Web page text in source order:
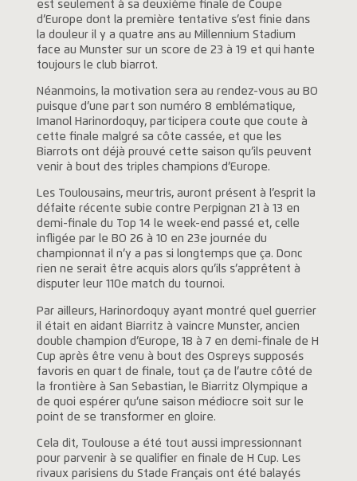
est seulement à sa deuxième finale de Coupe
d’Europe dont la première tentative s’est finie dans
la douleur il y a quatre ans au Millennium Stadium
face au Munster sur un score de 23 à 19 et qui hante
toujours le club biarrot.
Néanmoins, la motivation sera au rendez-vous au BO
puisque d’une part son numéro 8 emblématique,
Imanol Harinordoquy, participera coute que coute à
cette finale malgré sa côte cassée, et que les
Biarrots ont déjà prouvé cette saison qu’ils peuvent
venir à bout des triples champions d’Europe.
Les Toulousains, meurtris, auront présent à l’esprit la
défaite récente subie contre Perpignan 21 à 13 en
demi-finale du Top 14 le week-end passé et, celle
infligée par le BO 26 à 10 en 23e journée du
championnat il n’y a pas si longtemps que ça. Donc
rien ne serait être acquis alors qu’ils s’apprêtent à
disputer leur 110e match du tournoi.
Par ailleurs, Harinordoquy ayant montré quel guerrier
il était en aidant Biarritz à vaincre Munster, ancien
double champion d’Europe, 18 à 7 en demi-finale de H
Cup après être venu à bout des Ospreys supposés
favoris en quart de finale, tout ça de l’autre côté de
la frontière à San Sebastian, le Biarritz Olympique a
de quoi espérer qu’une saison médiocre soit sur le
point de se transformer en gloire.
Cela dit, Toulouse a été tout aussi impressionnant
pour parvenir à se qualifier en finale de H Cup. Les
rivaux parisiens du Stade Français ont été balayés